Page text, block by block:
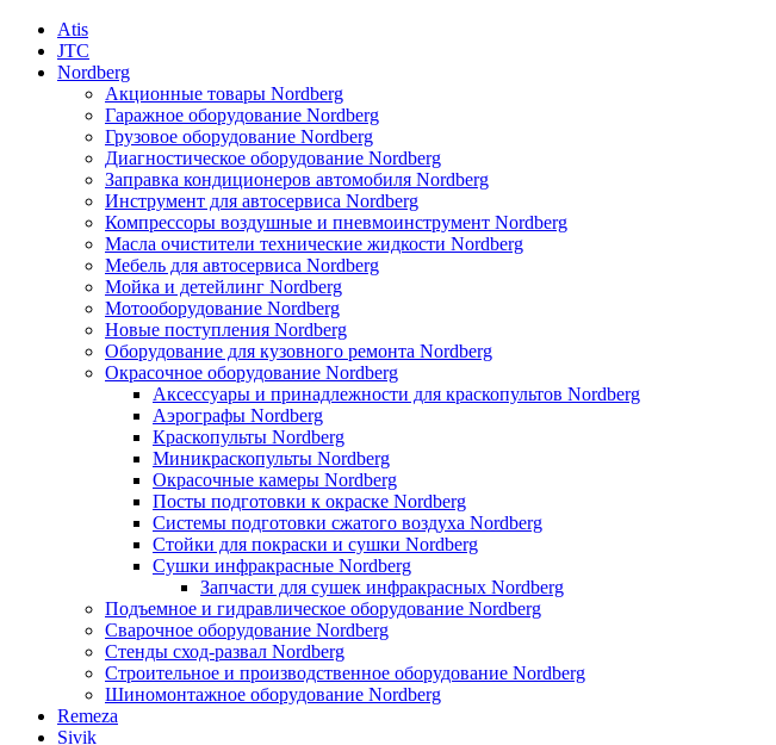
Atis
JTC
Nordberg
Акционные товары Nordberg
Гаражное оборудование Nordberg
Грузовое оборудование Nordberg
Диагностическое оборудование Nordberg
Заправка кондиционеров автомобиля Nordberg
Инструмент для автосервиса Nordberg
Компрессоры воздушные и пневмоинструмент Nordberg
Масла очистители технические жидкости Nordberg
Мебель для автосервиса Nordberg
Мойка и детейлинг Nordberg
Мотооборудование Nordberg
Новые поступления Nordberg
Оборудование для кузовного ремонта Nordberg
Окрасочное оборудование Nordberg
Аксессуары и принадлежности для краскопультов Nordberg
Аэрографы Nordberg
Краскопульты Nordberg
Миникраскопульты Nordberg
Окрасочные камеры Nordberg
Посты подготовки к окраске Nordberg
Системы подготовки сжатого воздуха Nordberg
Стойки для покраски и сушки Nordberg
Сушки инфракрасные Nordberg
Запчасти для сушек инфракрасных Nordberg
Подъемное и гидравлическое оборудование Nordberg
Сварочное оборудование Nordberg
Стенды сход-развал Nordberg
Строительное и производственное оборудование Nordberg
Шиномонтажное оборудование Nordberg
Remeza
Sivik